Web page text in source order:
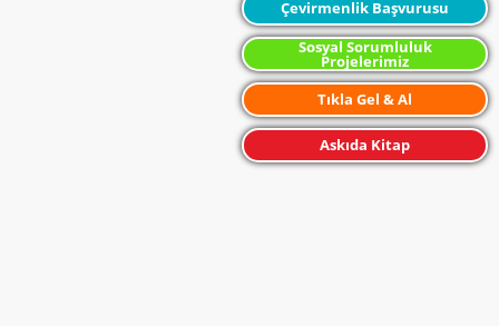
Çevirmenlik Başvurusu
Sosyal Sorumluluk
Projelerimiz
Tıkla Gel & Al
Askıda Kitap